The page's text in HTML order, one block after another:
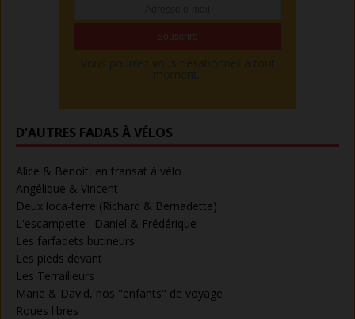
D'AUTRES FADAS À VÉLOS
Alice & Benoit, en transat à vélo
Angélique & Vincent
Deux loca-terre (Richard & Bernadette)
L'escampette : Daniel & Frédérique
Les farfadets butineurs
Les pieds devant
Les Terrailleurs
Marie & David, nos "enfants" de voyage
Roues libres